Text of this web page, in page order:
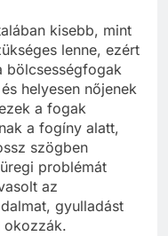
kisebb, mint
lenne, ezért
bölcsességfogak
helyesen nőjenek
a fogak
a fogíny alatt,
szögben
problémát
az
gyulladást
okozzák.